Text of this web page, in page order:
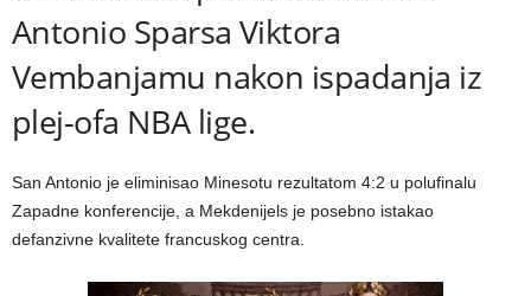
Antonio Sparsa Viktora
Vembanjamu nakon ispadanja iz
plej-ofa NBA lige.
San Antonio je eliminisao Minesotu rezultatom 4:2 u polufinalu
Zapadne konferencije, a Mekdenijels je posebno istakao
defanzivne kvalitete francuskog centra.